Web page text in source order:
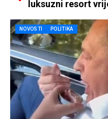
luksuzni resort
NOVOSTI POLITIKA